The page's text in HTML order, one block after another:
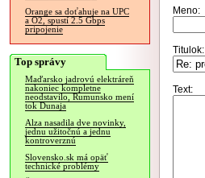
Orange sa doťahuje na UPC
a O2, spustí 2.5 Gbps
pripojenie
Top správy
Maďarsko jadrovú elektráreň
nakoniec kompletne
neodstavilo, Rumunsko mení
tok Dunaja
Alza nasadila dve novinky,
jednu užitočnú a jednu
kontroverznú
Slovensko.sk má opäť
technické problémy
Meno:
Titulok:
Text: